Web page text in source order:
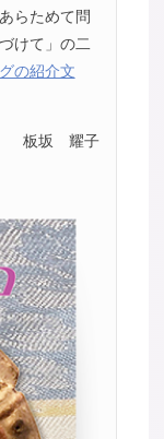
らためて問
けて」の二
の紹介文
板坂 耀子